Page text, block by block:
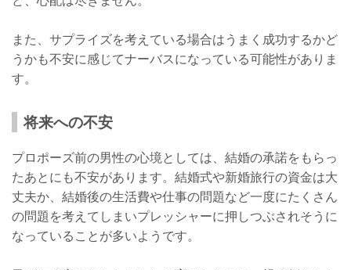
また、サプライズを考えている場合はうまく成功するかど
うかも不安に感じてナーバスになっている可能性がありま
す。
将来への不安
プロポーズ前の男性の心境としては、結婚の承諾をもらっ
たあとにも不安があります。結婚式や新婚旅行の資金は大
丈夫か、結婚後の生活費や仕事の問題など一度にたくさん
の問題を考えてしまいプレッシャーに押しつぶされそうに
なっていることが多いようです。